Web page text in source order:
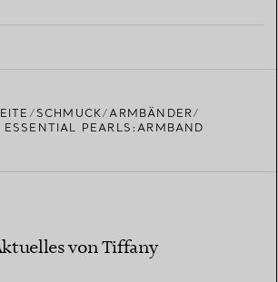
SCHMUCK
ARMBÄNDER
ESSENTIAL PEARLS:ARMBAND
von Tiffany